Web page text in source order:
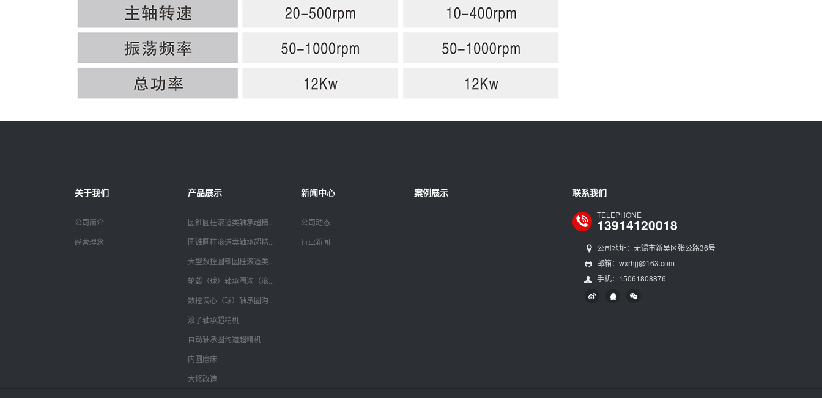
关于我们
公司简介
经营理念
产品展示
圆锥圆柱滚道类轴承超精...
圆锥圆柱滚道类轴承超精...
大型数控圆锥圆柱滚道类...
轮毂（球）轴承圈沟（滚...
数控调心（球）轴承圈沟...
滚子轴承超精机
自动轴承圈沟道超精机
内圆磨床
大修改造
新闻中心
公司动态
行业新闻
案例展示 联系我们
TELEPHONE
13914120018
公司地址：无锡市新吴区张公路36号
邮箱：wxrhjj@163.com
手机：15061808876